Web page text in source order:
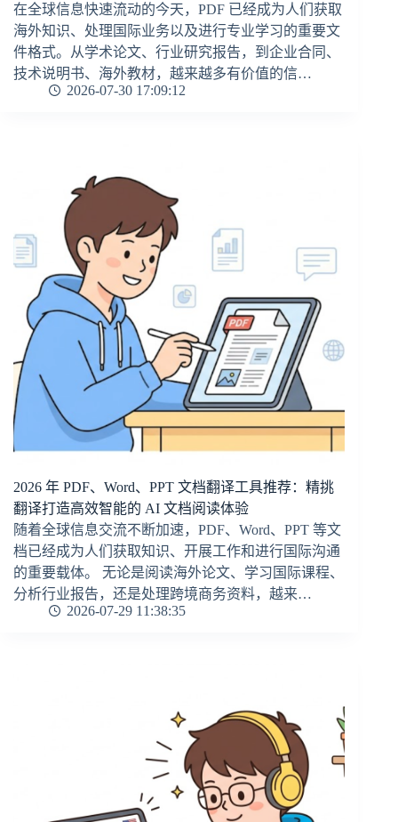
在全球信息快速流动的今天，PDF 已经成为人们获取
海外知识、处理国际业务以及进行专业学习的重要文
件格式。从学术论文、行业研究报告，到企业合同、
技术说明书、海外教材，越来越多有价值的信…
2026-07-30 17:09:12
2026 年 PDF、Word、PPT 文档翻译工具推荐：精挑
翻译打造高效智能的 AI 文档阅读体验
随着全球信息交流不断加速，PDF、Word、PPT 等文
档已经成为人们获取知识、开展工作和进行国际沟通
的重要载体。 无论是阅读海外论文、学习国际课程、
分析行业报告，还是处理跨境商务资料，越来…
2026-07-29 11:38:35